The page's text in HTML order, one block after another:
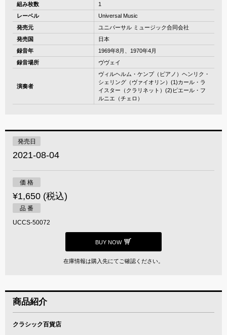
組み枚数
1
レーベル
Universal Music
発売元
ユニバーサル ミュージック合同会社
発売国
日本
録音年
1969年8月、1970年4月
録音場所
ヴヴェイ
演奏者
ヴィルヘルム・ケンプ（ピアノ）ヘンリク・
シェリング（ヴァイオリン）(1)カール・ラ
イスター（クラリネット）(2)ピエール・フ
ルニエ（チェロ）
発売日
2021-08-04
価 格
¥1,650 (税込)
品 番
UCCS-50072
BUY NOW
在庫情報は購入先にてご確認ください。
商品紹介
クラシック百貨店